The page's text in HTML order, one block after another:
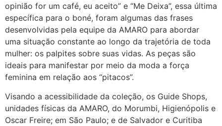
opinião for um café, eu aceito” e “Me Deixa”, essa última
específica para o boné, foram algumas das frases
desenvolvidas pela equipe da AMARO para abordar
uma situação constante ao longo da trajetória de toda
mulher: os palpites sobre suas vidas. As peças são
ideais para manifestar por meio da moda a força
feminina em relação aos “pitacos”.
Visando a acessibilidade da coleção, os Guide Shops,
unidades físicas da AMARO, do Morumbi, Higienópolis e
Oscar Freire; em São Paulo; e de Salvador e Curitiba